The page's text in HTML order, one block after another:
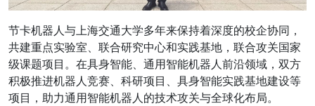
节卡机器人与上海交通大学多年来保持着深度的校企协同，
共建重点实验室、联合研究中心和实践基地，联合攻关国家
级课题项目。在具身智能、通用智能机器人前沿领域，双方
积极推进机器人竞赛、科研项目、具身智能实践基地建设等
项目，助力通用智能机器人的技术攻关与全球化布局。